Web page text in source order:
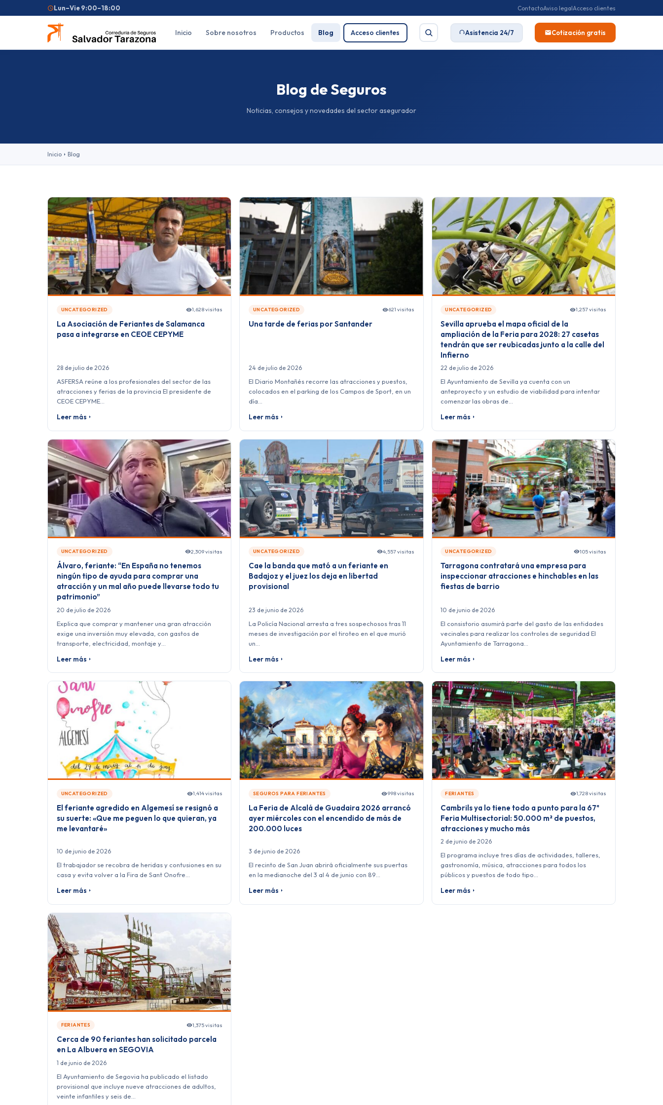
Lun–Vie 9:00–18:00 ContactoAviso legalAcceso clientes
Inicio Sobre nosotros Productos Blog Acceso clientes Asistencia 24/7 Cotización gratis
Blog de Seguros
Noticias, consejos y novedades del sector asegurador
Inicio Blog
UNCATEGORIZED 1,628 visitas
La Asociación de Feriantes de Salamanca
pasa a integrarse en CEOE CEPYME
28 de julio de 2026
ASFERSA reúne a los profesionales del sector de las
atracciones y ferias de la provincia El presidente de
CEOE CEPYME…
Leer más
UNCATEGORIZED 621 visitas
Una tarde de ferias por Santander
24 de julio de 2026
El Diario Montañés recorre las atracciones y puestos,
colocados en el parking de los Campos de Sport, en un
día…
Leer más
UNCATEGORIZED 1,257 visitas
Sevilla aprueba el mapa oficial de la
ampliación de la Feria para 2028: 27 casetas
tendrán que ser reubicadas junto a la calle del
Infierno
22 de julio de 2026
El Ayuntamiento de Sevilla ya cuenta con un
anteproyecto y un estudio de viabilidad para intentar
comenzar las obras de…
Leer más
UNCATEGORIZED 2,309 visitas
Álvaro, feriante: “En España no tenemos
ningún tipo de ayuda para comprar una
atracción y un mal año puede llevarse todo tu
patrimonio”
20 de julio de 2026
Explica que comprar y mantener una gran atracción
exige una inversión muy elevada, con gastos de
transporte, electricidad, montaje y…
Leer más
UNCATEGORIZED 4,557 visitas
Cae la banda que mató a un feriante en
Badajoz y el juez los deja en libertad
provisional
23 de junio de 2026
La Policía Nacional arresta a tres sospechosos tras 11
meses de investigación por el tiroteo en el que murió
un…
Leer más
UNCATEGORIZED 105 visitas
Tarragona contratará una empresa para
inspeccionar atracciones e hinchables en las
fiestas de barrio
10 de junio de 2026
El consistorio asumirá parte del gasto de las entidades
vecinales para realizar los controles de seguridad El
Ayuntamiento de Tarragona…
Leer más
UNCATEGORIZED 1,414 visitas
El feriante agredido en Algemesí se resignó a
su suerte: «Que me peguen lo que quieran, ya
me levantaré»
10 de junio de 2026
El trabajador se recobra de heridas y contusiones en su
casa y evita volver a la Fira de Sant Onofre…
Leer más
SEGUROS PARA FERIANTES 998 visitas
La Feria de Alcalá de Guadaira 2026 arrancó
ayer miércoles con el encendido de más de
200.000 luces
3 de junio de 2026
El recinto de San Juan abrirá oficialmente sus puertas
en la medianoche del 3 al 4 de junio con 89…
Leer más
FERIANTES 1,728 visitas
Cambrils ya lo tiene todo a punto para la 67ª
Feria Multisectorial: 50.000 m² de puestos,
atracciones y mucho más
2 de junio de 2026
El programa incluye tres días de actividades, talleres,
gastronomía, música, atracciones para todos los
públicos y puestos de todo tipo…
Leer más
FERIANTES 1,375 visitas
Cerca de 90 feriantes han solicitado parcela
en La Albuera en SEGOVIA
1 de junio de 2026
El Ayuntamiento de Segovia ha publicado el listado
provisional que incluye nueve atracciones de adultos,
veinte infantiles y seis de…